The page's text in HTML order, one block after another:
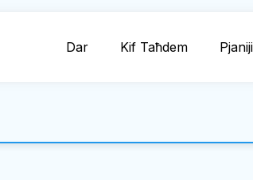
Dar Kif Taħdem